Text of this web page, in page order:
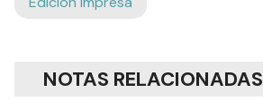
NOTAS RELACIONADAS